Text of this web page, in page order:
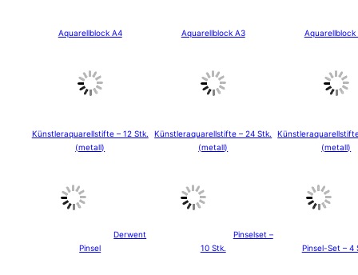
Aquarellblock A4 Aquarellblock A3 Aquarellblock
Künstleraquarellstifte – 12 Stk.
(metall)
Künstleraquarellstifte – 24 Stk.
(metall)
(metall)
Derwent
Pinsel
Pinselset –
10 Stk.
Pinsel-Set – 4